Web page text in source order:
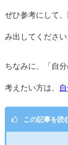
ぜひ参考にして
み出してください
ちなみに、「自
考えたい方は、
この記事を読